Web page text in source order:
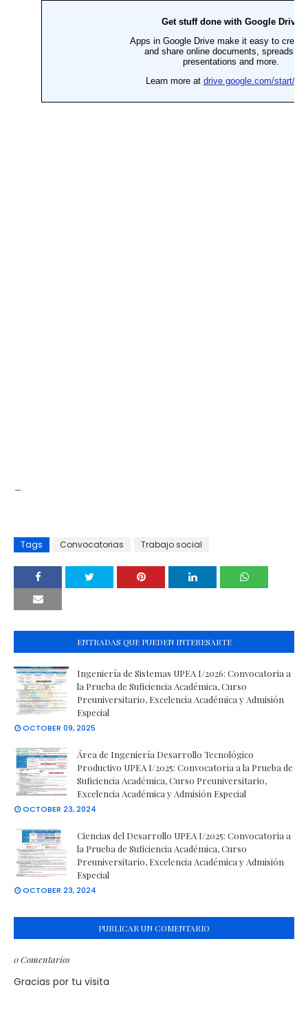
Tags Convocatorias Trabajo social
ENTRADAS QUE PUEDEN INTERESARTE
Ingeniería de Sistemas UPEA I/2026: Convocatoria a
la Prueba de Suficiencia Académica, Curso
Preuniversitario, Excelencia Académica y Admisión
Especial
OCTOBER 09, 2025
Área de Ingeniería Desarrollo Tecnológico
Productivo UPEA I/2025: Convocatoria a la Prueba de
Suficiencia Académica, Curso Preuniversitario,
Excelencia Académica y Admisión Especial
OCTOBER 23, 2024
Ciencias del Desarrollo UPEA I/2025: Convocatoria a
la Prueba de Suficiencia Académica, Curso
Preuniversitario, Excelencia Académica y Admisión
Especial
OCTOBER 23, 2024
PUBLICAR UN COMENTARIO
0 Comentarios
Gracias por tu visita